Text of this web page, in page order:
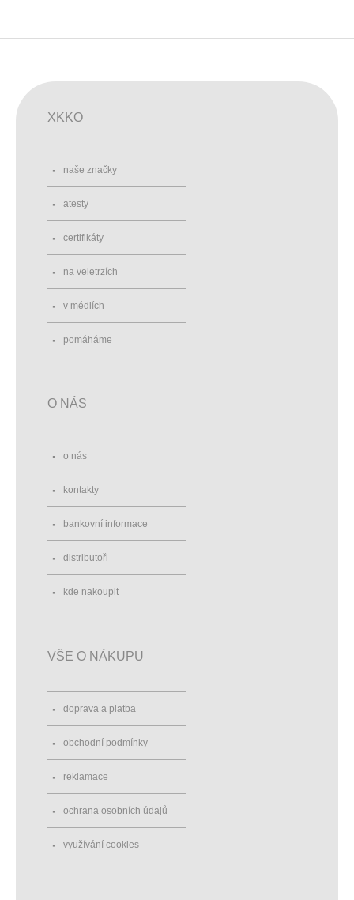
XKKO
naše značky
atesty
certifikáty
na veletrzích
v médiích
pomáháme
O NÁS
o nás
kontakty
bankovní informace
distributoři
kde nakoupit
VŠE O NÁKUPU
doprava a platba
obchodní podmínky
reklamace
ochrana osobních údajů
využívání cookies